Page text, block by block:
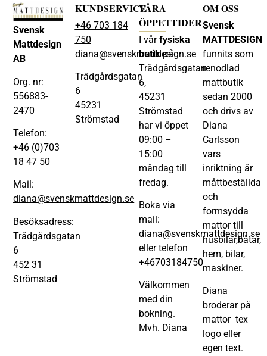
Svensk
Mattdesign
AB
Org. nr:
556883-
2470
Telefon:
+46 (0)703
18 47 50
Mail:
diana@svenskmattdesign.se
Besöksadress:
Trädgårdsgatan
6
452 31
Strömstad
KUNDSERVICE
+46 703 184
750
diana@svenskmattdesign.se
Trädgårdsgatan
6
45231
Strömstad
VÅRA
ÖPPETTIDER
I vårfysiska
butikpå
Trädgårdsgatan
6,
45231
Strömstad
har vi öppet
09:00 –
15:00
måndag till
fredag.
Boka via
mail:
diana@svenskmattdesign.se
eller telefon
+46703184750
Välkommen
med din
bokning.
Mvh. Diana
OM OSS
Svensk
MATTDESIGN
funnits som
renodlad
mattbutik
sedan 2000
och drivs av
Diana
Carlsson
vars
inriktning är
måttbeställda
och
formsydda
mattor till
husbilar,båtar,
hem, bilar,
maskiner.
Diana
broderar på
mattor tex
logo eller
egen text.